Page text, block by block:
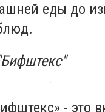
еды до
- это